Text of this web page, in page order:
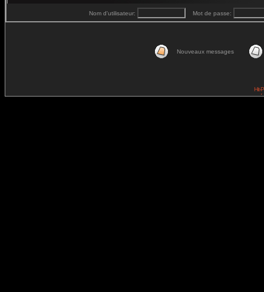
Nom d'utilisateur: Mot de passe:
Nouveaux messages